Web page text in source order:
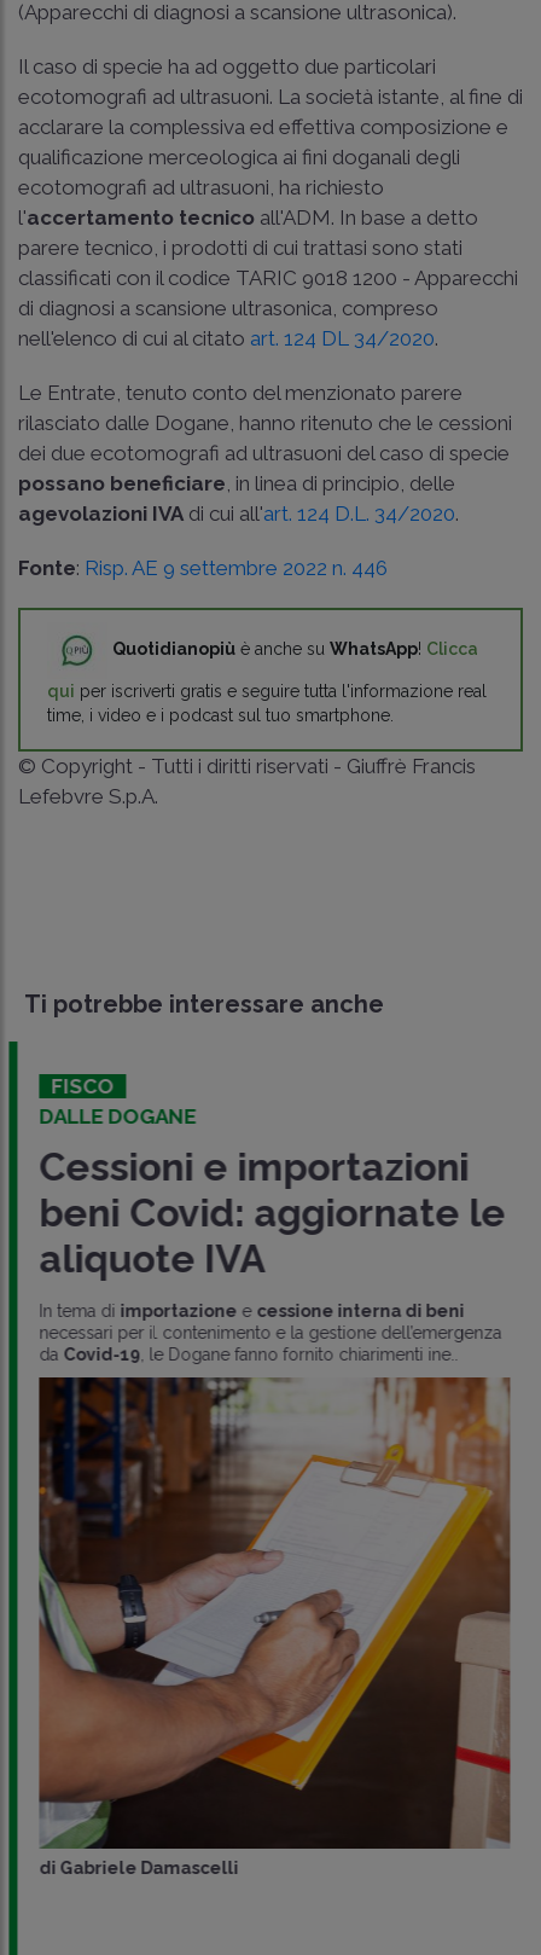
(Apparecchi di diagnosi a scansione ultrasonica).
Il caso di specie ha ad oggetto due particolari
ecotomografi ad ultrasuoni. La società istante, al fine di
acclarare la complessiva ed effettiva composizione e
qualificazione merceologica ai fini doganali degli
ecotomografi ad ultrasuoni, ha richiesto
l'accertamento tecnico all'ADM. In base a detto
parere tecnico, i prodotti di cui trattasi sono stati
classificati con il codice TARIC 9018 1200 - Apparecchi
di diagnosi a scansione ultrasonica, compreso
nell'elenco di cui al citato art. 124 DL 34/2020.
Le Entrate, tenuto conto del menzionato parere
rilasciato dalle Dogane, hanno ritenuto che le cessioni
dei due ecotomografi ad ultrasuoni del caso di specie
possano beneficiare , in linea di principio, delle
agevolazioni IVA di cui all'art. 124 D.L. 34/2020.
Fonte: Risp. AE 9 settembre 2022 n. 446
Quotidianopiù è anche su WhatsApp! Clicca
qui per iscriverti gratis e seguire tutta l'informazione real
time, i video e i podcast sul tuo smartphone.
© Copyright - Tutti i diritti riservati - Giuffrè Francis
Lefebvre S.p.A.
Ti potrebbe interessare anche
FISCO
DALLE DOGANE
Cessioni e importazioni
beni Covid: aggiornate le
aliquote IVA
In tema diimportazioneecessione interna di beni
necessari per il contenimento e la gestione dell’emergenza
daCovid-19, le Dogane fanno fornito chiarimenti ine..
diGabriele Damascelli